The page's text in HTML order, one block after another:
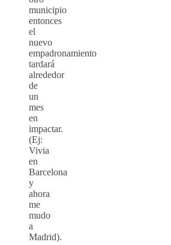
municipio
entonces
el
nuevo
empadronamiento
tardará
alrededor
de
un
mes
en
impactar.
(Ej:
Vivia
en
Barcelona
y
ahora
me
mudo
a
Madrid).